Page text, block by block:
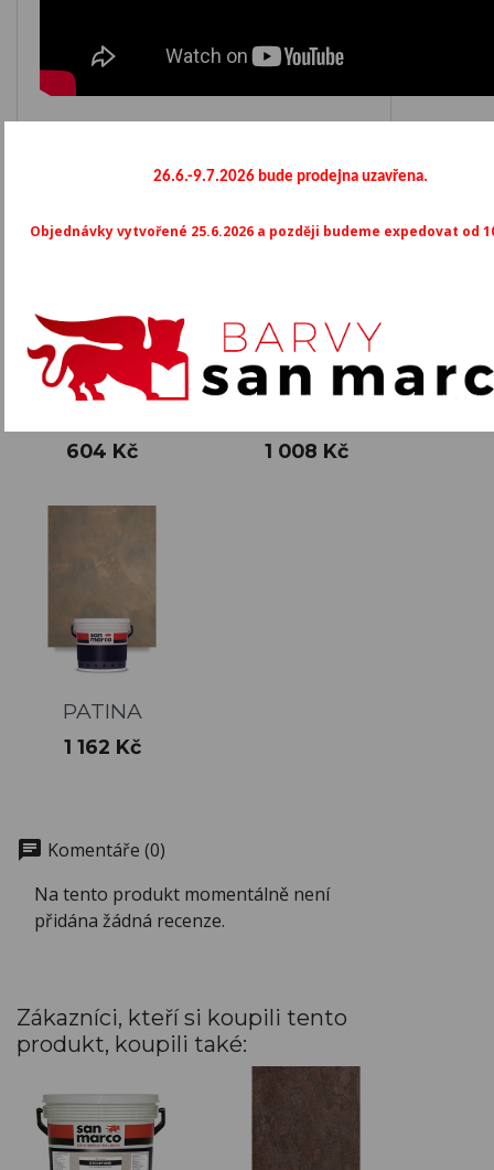
Mohlo by vás také zajímat
Cena
604 Kč Cena
1 008 Kč
PATINA
Cena
1 162 Kč
chat Komentáře (0)
Na tento produkt momentálně není
přidána žádná recenze.
Zákazníci, kteří si koupili tento
produkt, koupili také:
26.6.-9.7.2026 bude prodejna uzavřena.
Objednávky vytvořené 25.6.2026 a později budeme expedovat od